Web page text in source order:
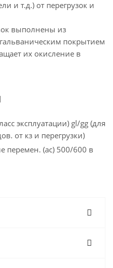
и т.д.) от перегрузок и
выполнены из
покрытием
их окисление в
эксплуатации) gl/gg (для
от кз и перегрузки)
перемен. (ac) 500/600 в